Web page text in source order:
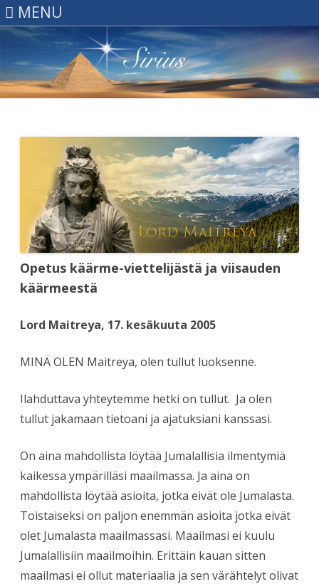
MENU
Opetus käärme-viettelijästä ja viisauden
käärmeestä
Lord Maitreya, 17. kesäkuuta 2005
MINÄ OLEN Maitreya, olen tullut luoksenne.
Ilahduttava yhteytemme hetki on tullut. Ja olen
tullut jakamaan tietoani ja ajatuksiani kanssasi.
On aina mahdollista löytää Jumalallisia ilmentymiä
kaikessa ympärilläsi maailmassa. Ja aina on
mahdollista löytää asioita, jotka eivät ole Jumalasta.
Toistaiseksi on paljon enemmän asioita jotka eivät
olet Jumalasta maailmassasi. Maailmasi ei kuulu
Jumalallisiin maailmoihin. Erittäin kauan sitten
maailmasi ei ollut materiaalia ja sen värähtelyt olivat